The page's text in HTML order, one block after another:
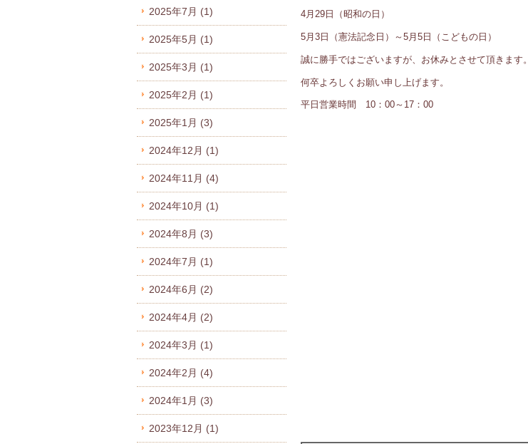
4月29日（昭和の日）
5月3日（憲法記念日）～5月5日（こどもの日）
誠に勝手ではございますが、お休みとさせて頂きます。
何卒よろしくお願い申し上げます。
平日営業時間 10：00～17：00
2025年7月 (1)
2025年5月 (1)
2025年3月 (1)
2025年2月 (1)
2025年1月 (3)
2024年12月 (1)
2024年11月 (4)
2024年10月 (1)
2024年8月 (3)
2024年7月 (1)
2024年6月 (2)
2024年4月 (2)
2024年3月 (1)
2024年2月 (4)
2024年1月 (3)
2023年12月 (1)